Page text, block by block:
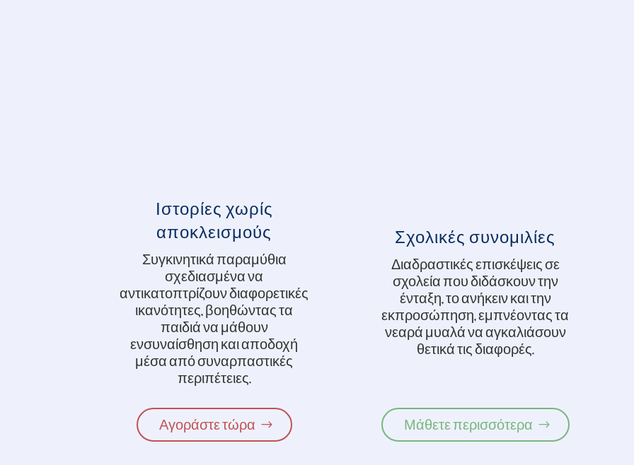
Ιστορίες χωρίς
αποκλεισμούς
Συγκινητικά παραμύθια
σχεδιασμένα να
αντικατοπτρίζουν διαφορετικές
ικανότητες, βοηθώντας τα
παιδιά να μάθουν
ενσυναίσθηση και αποδοχή
μέσα από συναρπαστικές
περιπέτειες.
Αγοράστε τώρα
Σχολικές συνομιλίες
Διαδραστικές επισκέψεις σε
σχολεία που διδάσκουν την
ένταξη, το ανήκειν και την
εκπροσώπηση, εμπνέοντας τα
νεαρά μυαλά να αγκαλιάσουν
θετικά τις διαφορές.
Μάθετε περισσότερα